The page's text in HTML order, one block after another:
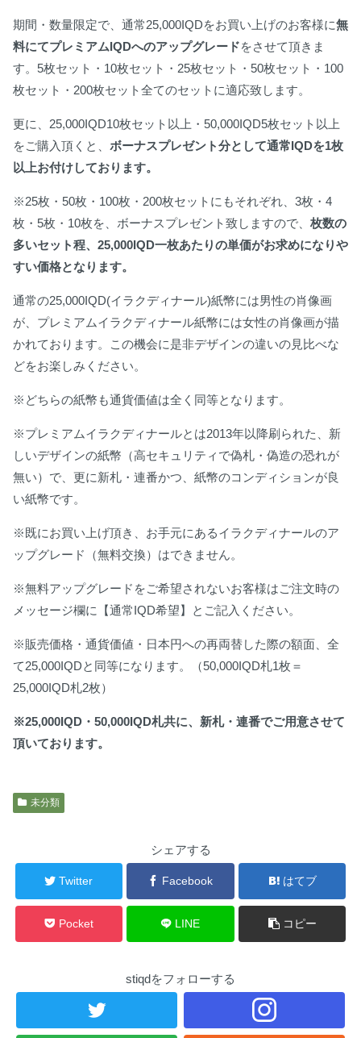
期間・数量限定で、通常25,000IQDをお買い上げのお客様に無
料にてプレミアムIQDへのアップグレードをさせて頂きま
す。5枚セット・10枚セット・25枚セット・50枚セット・100
枚セット・200枚セット全てのセットに適応致します。
更に、25,000IQD10枚セット以上・50,000IQD5枚セット以上
をご購入頂くと、 ボーナスプレゼント分として通常IQDを1枚
以上お付けしております。
※25枚・50枚・100枚・200枚セットにもそれぞれ、3枚・4
枚・5枚・10枚を、ボーナスプレゼント致しますので、 枚数の
多いセット程、25,000IQD一枚あたりの単価がお求めになりや
すい価格となります。
通常の25,000IQD(イラクディナール)紙幣には男性の肖像画
が、プレミアムイラクディナール紙幣には女性の肖像画が描
かれております。この機会に是非デザインの違いの見比べな
どをお楽しみください。
※どちらの紙幣も通貨価値は全く同等となります。
※プレミアムイラクディナールとは2013年以降刷られた、新
しいデザインの紙幣（高セキュリティで偽札・偽造の恐れが
無い）で、更に新札・連番かつ、紙幣のコンディションが良
い紙幣です。
※既にお買い上げ頂き、お手元にあるイラクディナールのア
ップグレード（無料交換）はできません。
※無料アップグレードをご希望されないお客様はご注文時の
メッセージ欄に【通常IQD希望】とご記入ください。
※販売価格・通貨価値・日本円への再両替した際の額面、全
て25,000IQDと同等になります。（50,000IQD札1枚＝
25,000IQD札2枚）
※25,000IQD・50,000IQD札共に、新札・連番でご用意させて
頂いております。
未分類
シェアする
Twitter Facebook はてブ
Pocket LINE コピー
stiqdをフォローする